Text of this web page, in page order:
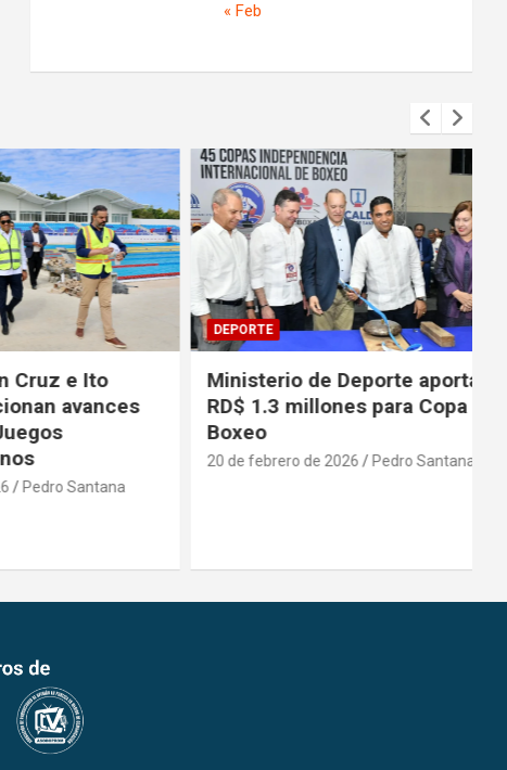
« Feb
e Ito
Santana
DEPORTE
Ministerio de Deporte aporta
RD$ 1.3 millones para Copa de
Boxeo
20 de febrero de 2026 Pedro Santana